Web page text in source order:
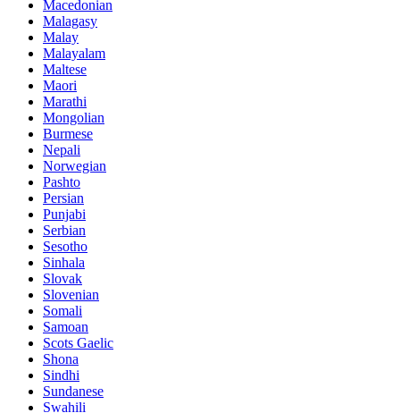
Macedonian
Malagasy
Malay
Malayalam
Maltese
Maori
Marathi
Mongolian
Burmese
Nepali
Norwegian
Pashto
Persian
Punjabi
Serbian
Sesotho
Sinhala
Slovak
Slovenian
Somali
Samoan
Scots Gaelic
Shona
Sindhi
Sundanese
Swahili